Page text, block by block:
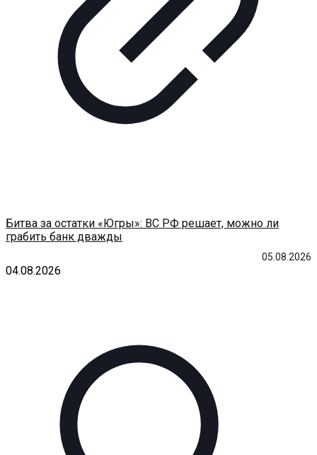
05.08.2026
Битва за остатки «Югры»: ВС РФ решает, можно ли
грабить банк дважды
04.08.2026